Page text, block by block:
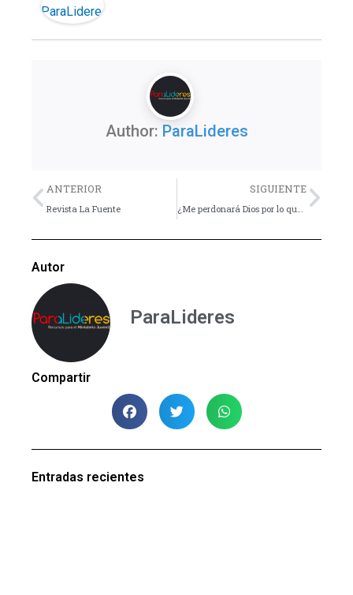
Author: ParaLideres
Previo
ANTERIOR
Revista La Fuente
SIGUIENTE
¿Me perdonará Dios por lo que…?
Autor
ParaLideres
Compartir
Entradas recientes